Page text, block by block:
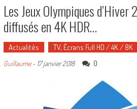
Les Jeux Olympiques
diffusés en 4K HDR…
Actualités TV, Écrans Full HD / 4K / 8K
Guillaume- 17 janvier 2018 0